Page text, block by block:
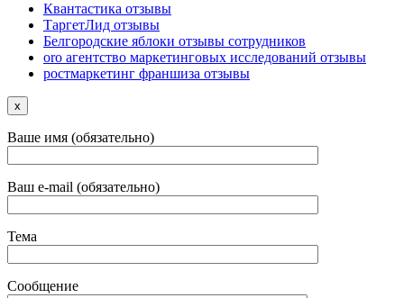
Квантастика отзывы
ТаргетЛид отзывы
Белгородские яблоки отзывы сотрудников
oro агентство маркетинговых исследований отзывы
ростмаркетинг франшиза отзывы
x
Ваше имя (обязательно)
Ваш e-mail (обязательно)
Тема
Сообщение